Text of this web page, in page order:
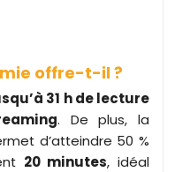
offre-t-il ?
31 h de lecture
. De plus, la
d’atteindre 50 %
20 minutes, idéal